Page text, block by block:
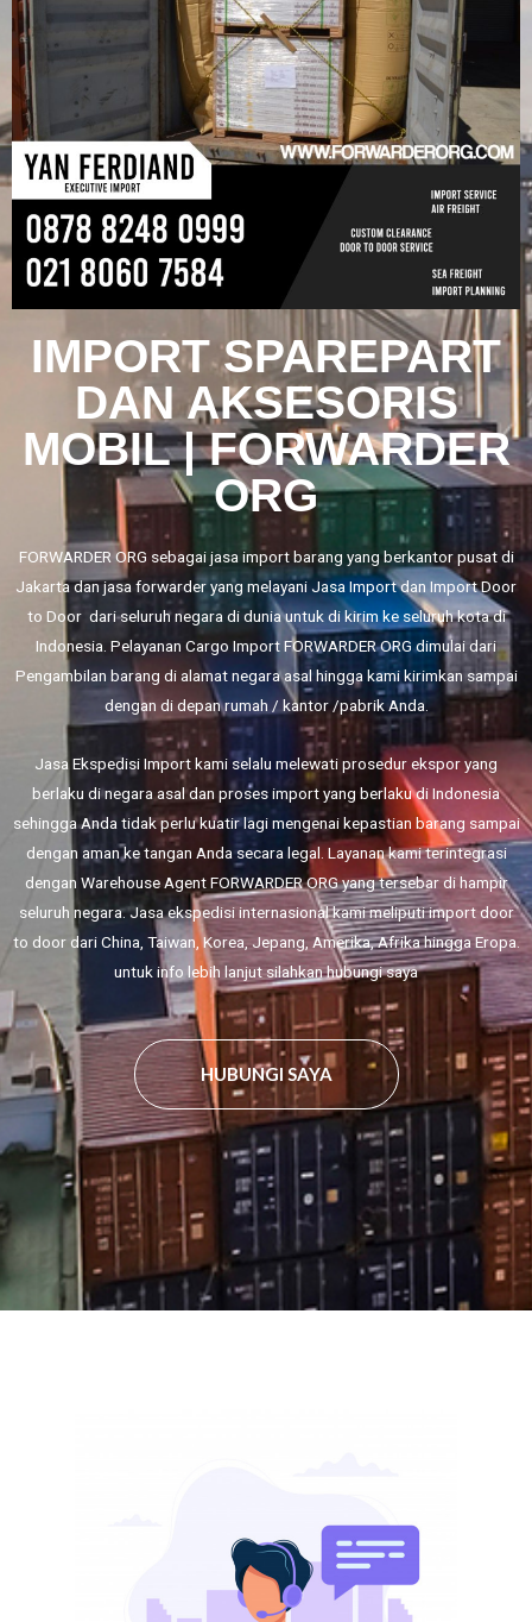
IMPORT SPAREPART
DAN AKSESORIS
MOBIL | FORWARDER
ORG
FORWARDER ORG sebagai jasa import barang yang berkantor pusat di
Jakarta dan jasa forwarder yang melayaniJasa Importdan Import Door
to Doordari seluruh negara di dunia untuk di kirim ke seluruh kota di
Indonesia. Pelayanan Cargo Import FORWARDER ORG dimulai dari
Pengambilan barang di alamat negara asal hingga kami kirimkan sampai
dengan di depan rumah / kantor /pabrik Anda.
Jasa Ekspedisi Import kami selalu melewati prosedur ekspor yang
berlaku di negara asal dan proses import yang berlaku di Indonesia
sehingga Anda tidak perlu kuatir lagi mengenai kepastian barang sampai
dengan aman ke tangan Anda secara legal. Layanan kami terintegrasi
dengan Warehouse Agent FORWARDER ORG yang tersebar di hampir
seluruh negara. Jasa ekspedisi internasional kami meliputi import door
to door dari China, Taiwan, Korea, Jepang, Amerika, Afrika hingga Eropa.
untuk info lebih lanjut silahkan hubungi saya
HUBUNGI SAYA